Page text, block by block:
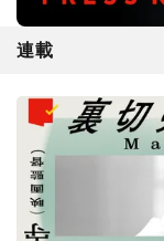
連載